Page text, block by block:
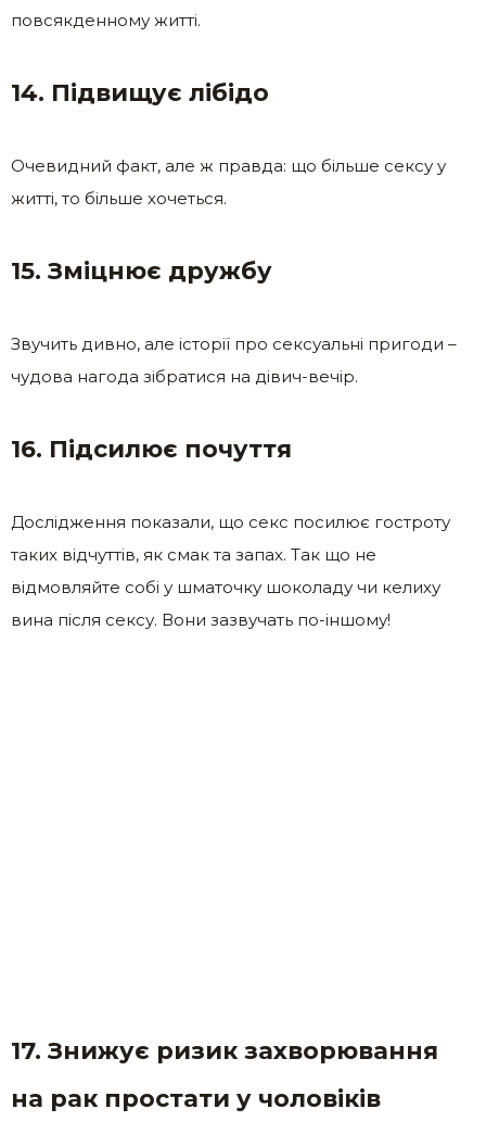
повсякденному житті.
14. Підвищує лібідо
Очевидний факт, але ж правда: що більше сексу у
житті, то більше хочеться.
15. Зміцнює дружбу
Звучить дивно, але історії про сексуальні пригоди –
чудова нагода зібратися на дівич-вечір.
16. Підсилює почуття
Дослідження показали, що секс посилює гостроту
таких відчуттів, як смак та запах. Так що не
відмовляйте собі у шматочку шоколаду чи келиху
вина після сексу. Вони зазвучать по-іншому!
17. Знижує ризик захворювання
на рак простати у чоловіків